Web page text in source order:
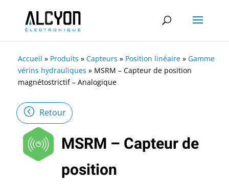
Accueil » Produits » Capteurs » Position linéaire » Gamme
vérins hydrauliques » MSRM – Capteur de position
magnétostrictif – Analogique
Retour
MSRM – Capteur de
position